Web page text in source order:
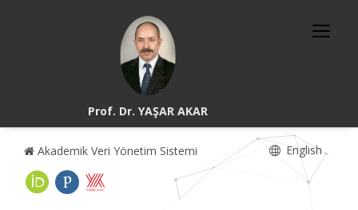
Prof. Dr. YAŞAR AKAR
Akademik Veri Yönetim Sistemi English